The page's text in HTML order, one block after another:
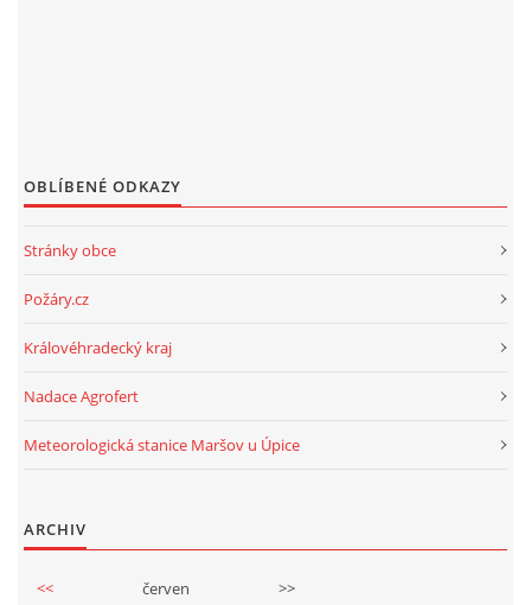
OBLÍBENÉ ODKAZY
Stránky obce
Požáry.cz
Královéhradecký kraj
Nadace Agrofert
Meteorologická stanice Maršov u Úpice
ARCHIV
<< červen >>